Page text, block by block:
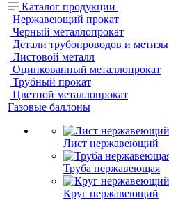
Каталог продукции
Нержавеющий прокат
Черный металлопрокат
Детали трубопроводов и метизы
Листовой металл
Оцинкованный металлопрокат
Трубный прокат
Цветной металлопрокат
Газовые баллоны
Лист нержавеющий
Труба нержавеющая
Круг нержавеющий